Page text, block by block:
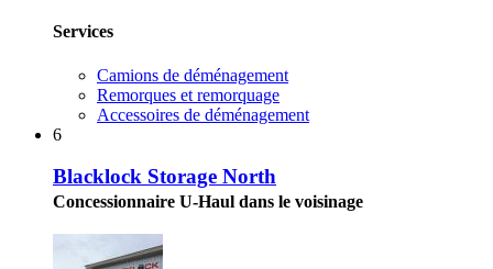
Services
Camions de déménagement
Remorques et remorquage
Accessoires de déménagement
6
Blacklock Storage North
Concessionnaire U-Haul dans le voisinage